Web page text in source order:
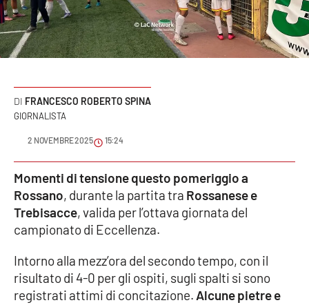
Sport
Cultura
Podcast
VIDEO
Cronaca
FRANCESCO ROBERTO SPINA
GIORNALISTA
2 NOVEMBRE 2025 15:24
Momenti di tensione questo pomeriggio a
Rossano, durante la partita tra Rossanese e
Trebisacce, valida per l’ottava giornata del
campionato di Eccellenza.
Intorno alla mezz’ora del secondo tempo, con il
risultato di 4-0 per gli ospiti, sugli spalti si sono
registrati attimi di concitazione. Alcune pietre e